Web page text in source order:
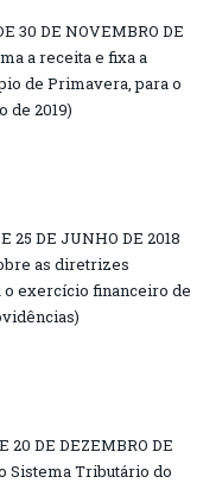
30 DE NOVEMBRO DE
a receita e fixa a
de Primavera, para o
de 2019)
25 DE JUNHO DE 2018
as diretrizes
exercício financeiro de
20 DE DEZEMBRO DE
Sistema Tributário do